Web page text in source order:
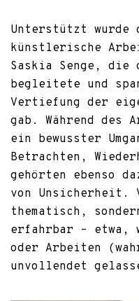
Unterstützt
künstlerische
Saskia Senge, die
begleitete und
Vertiefung der
gab. Während des
ein bewusster
Betrachten,
gehörten ebenso
von Unsicherheit.
thematisch,
erfahrbar – etwa,
oder Arbeiten
unvollendet